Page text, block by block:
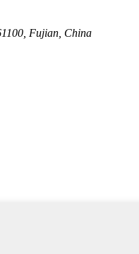
Fujian, China